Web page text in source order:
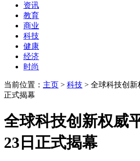
资讯
教育
商业
科技
健康
经济
时尚
当前位置： 主页 > 科技 > 全球科技创新
正式揭幕
全球科技创新权威
23日正式揭幕